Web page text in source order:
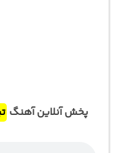
پخش آنلاین آهنگ